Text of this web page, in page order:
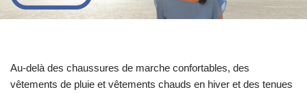
Au-delà des chaussures de marche confortables, des
vêtements de pluie et vêtements chauds en hiver et des tenues